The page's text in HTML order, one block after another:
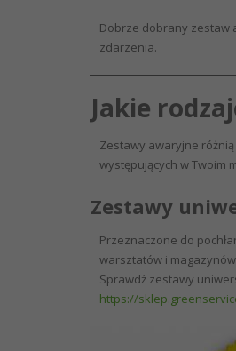
Dobrze dobrany zestaw
zdarzenia.
Jakie
Zestawy awaryjne
występujących w Twoim
Zestawy
Przeznaczone do
warsztatów i
Sprawdź zestawy
https://